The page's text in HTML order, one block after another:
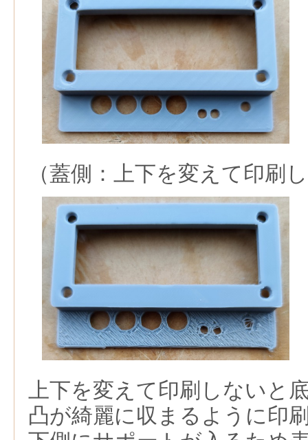
（蓋側：上下を変えて印刷
上下を変えて印刷しないと
凸が綺麗に収まるように印